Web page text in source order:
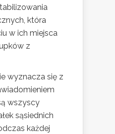
która
w ich miejsca
z
wyznacza się z
wszyscy
sąsiednich
każdej